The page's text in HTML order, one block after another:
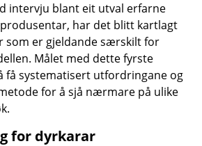
intervju blant eit utval erfarne
har det blitt kartlagt
som er gjeldande særskilt for
Målet med dette fyrste
få systematisert utfordringane og
for å sjå nærmare på ulike
for dyrkarar